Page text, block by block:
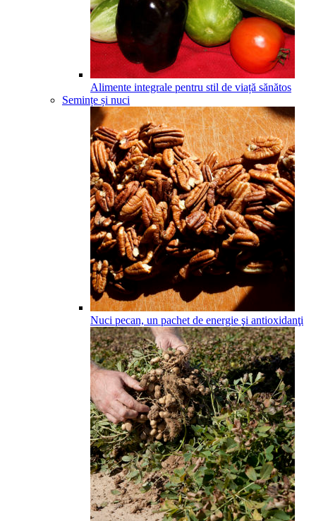
Alimente integrale pentru stil de viață sănătos
Semințe și nuci
Nuci pecan, un pachet de energie şi antioxidanţi